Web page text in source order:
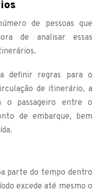
de pessoas que
de analisar essas
definir regras para o
de itinerário, a
o passageiro entre o
de embarque, bem
parte do tempo dentro
excede até mesmo o